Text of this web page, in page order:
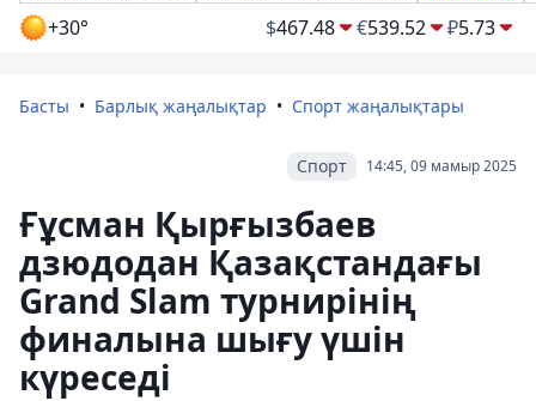
+30° $467.48 €539.52 ₽5.73
Басты Барлық жаңалықтар Спорт жаңалықтары
14:45, 09 мамыр 2025
Спорт
Ғұсман Қырғызбаев
дзюдодан Қазақстандағы
Grand Slam турнирінің
финалына шығу үшін
күреседі